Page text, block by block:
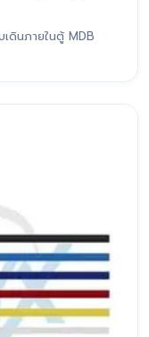
ดินภายในตู้ MDB